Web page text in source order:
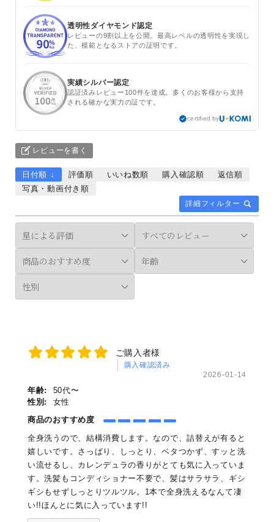
透明性ダイヤモンド認定
レビューの9割以上を公開。最高レベルの透明性を実現し
た、模範となるストアの証明です。
実績シルバー認定
認証済みレビュー100件を達成。多くのお客様から支持
される確かな実力の証です。
certified by
レビューを書く
詳細フィルター
日付順 ↓ 評価順 いいね数順 購入確認順
返信順
写真・動画付き順
ご購入者様
購入確認済み
2026-01-14
年齢:
50代〜
性別:
女性
商品のおすすめ度
全身洗うので、結構消費します。なので、詰替えが有ると
嬉しいです。さっぱり、しっとり、ベタつかず、すッと洗
い流せるし、カレンデュラの香りがとても気に入っていま
す。洗髪もコンディショナー不要で、髪はサラサラ、ギシ
ギシもせずしっとりツルツル。1本で全身洗えるなんて凄
い!!ほんとに気に入っています!!